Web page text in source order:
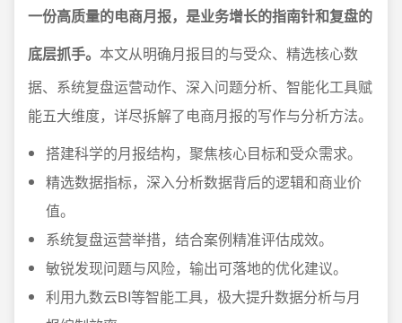
一份高质量的电商月报，是业务增长的指南针和复盘的
底层抓手。 本文从明确月报目的与受众、精选核心数
据、系统复盘运营动作、深入问题分析、智能化工具赋
能五大维度，详尽拆解了电商月报的写作与分析方法。
搭建科学的月报结构，聚焦核心目标和受众需求。
精选数据指标，深入分析数据背后的逻辑和商业价
值。
系统复盘运营举措，结合案例精准评估成效。
敏锐发现问题与风险，输出可落地的优化建议。
利用九数云BI等智能工具，极大提升数据分析与月